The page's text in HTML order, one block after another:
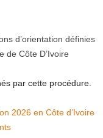
d’orientation définies
de Côte D’Ivoire
par cette procédure.
2026 en Côte d’Ivoire